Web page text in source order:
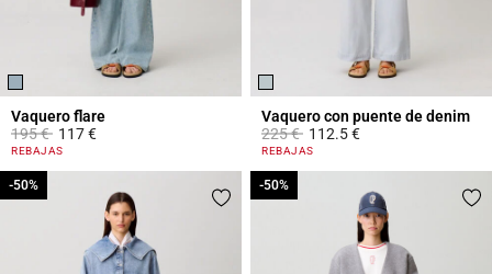
Vaquero flare
Price reduced from
195 €to117 €
4 out of 5 Customer Rating
REBAJAS
Vaquero con puente de denim
Price reduced from
225 €to112.5 €
5 out of 5 Customer Rating
REBAJAS
-50%
-50% -50%
-50%